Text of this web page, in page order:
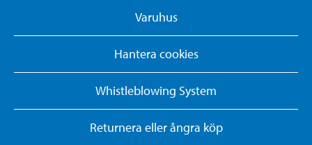
Varuhus
Hantera cookies
Whistleblowing System
Returnera eller ångra köp